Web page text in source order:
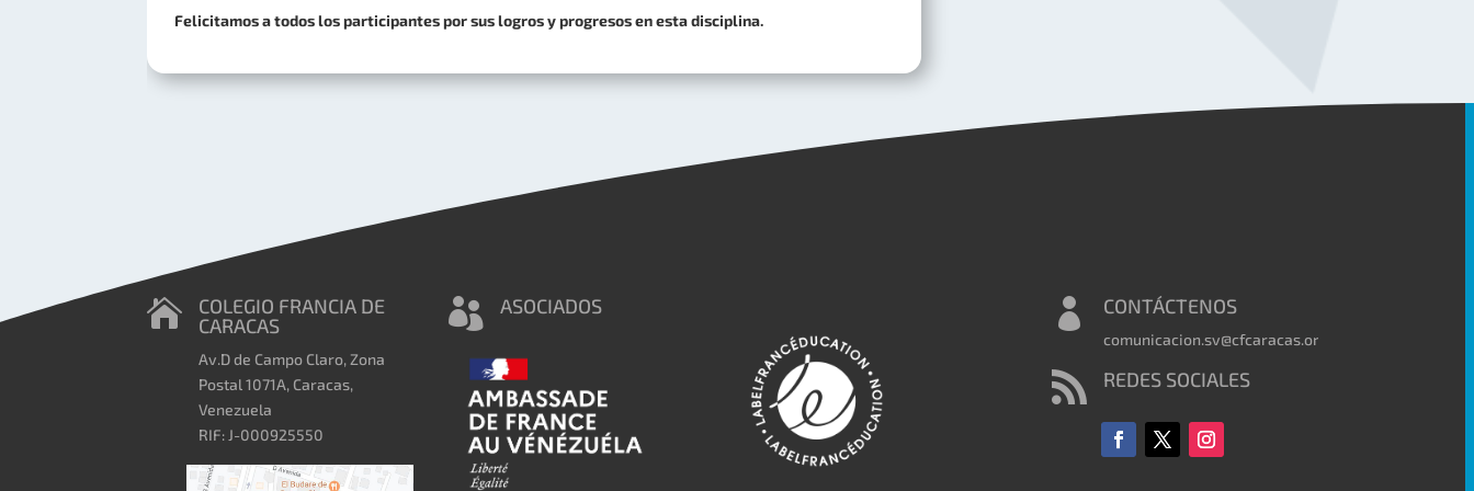
Felicitamos a todos los participantes por sus logros y progresos en esta disciplina.

COLEGIO FRANCIA DE
CARACAS
Av.D de Campo Claro, Zona
Postal 1071A, Caracas,
Venezuela
RIF: J-000925550
 ASOCIADOS  CONTÁCTENOS
comunicacion.sv@cfcaracas.org
 REDES SOCIALES